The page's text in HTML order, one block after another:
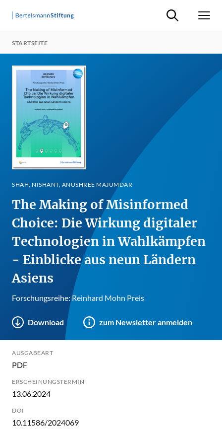
Suche ein-/
STARTSEITE
SHAH, NISHANT, ANUSHREE MAJUMDAR
The Making of Misinformed
Choice: Die Wirkung digitaler
Technologien in Wahlkämpfen
- Einblicke aus neun Ländern
Asiens
Forschungsreihe: Reinhard Mohn Preis
Download zum Newsletter anmelden
AUSGABEART
PDF
ERSCHEINUNGSTERMIN
13.06.2024
DOI
10.11586/2024069